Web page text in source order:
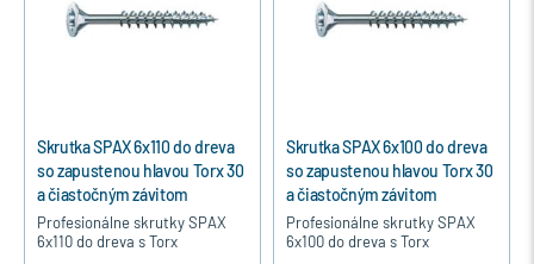
Skrutka SPAX 6x110 do dreva
so zapustenou hlavou Torx 30
a čiastočným závitom
Profesionálne skrutky SPAX
6x110 do dreva s Torx
Skrutka SPAX 6x100 do dreva
so zapustenou hlavou Torx 30
a čiastočným závitom
Profesionálne skrutky SPAX
6x100 do dreva s Torx